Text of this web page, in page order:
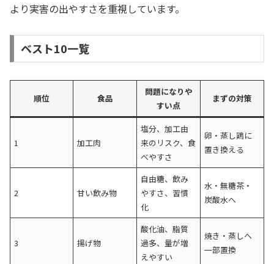
より実害の出やすさを重視しています。
ベスト10一覧
順位 食品
問題になりや
すい点
まずの対策
1 加工肉
塩分、加工由
来のリスク、食
べやすさ
卵・蒸し鶏に
置き換える
2 甘い飲み物
自由糖、飲み
やすさ、習慣
化
水・無糖茶・
炭酸水へ
3 揚げ物
酸化油、脂質
過多、量が増
えやすい
焼き・蒸しへ
一部置換